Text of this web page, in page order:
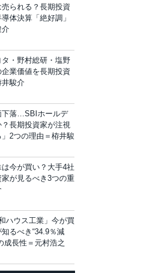
られる？長期投資
体決算「絶好調」
介
・野村総研・塩野
業価値を長期投資
井駿介
下落…SBIホールデ
？長期投資家が注視
2つの理由＝栫井駿
今が買い？大手4社
が見るべき3つの重
ハウス工業」今が買
るべき“34.9％減
成長性＝元村浩之